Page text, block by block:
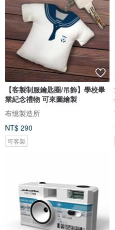
【客製制服鑰匙圈/吊飾】學校畢
業紀念禮物 可來圖繪製
布憶製造所
NT$ 290
可客製